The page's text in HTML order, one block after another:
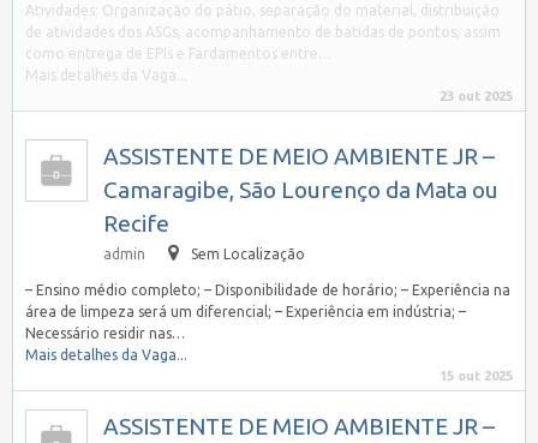
Atividades: Organização do pátio, separação do material, distribuição
de atividades dos ASGs, acompanhamento de batidas de pontos, assim
como entrega de EPIs e Fardamentos entre…
Mais detalhes da Vaga...
23 out 2025
ASSISTENTE DE MEIO AMBIENTE JR –
Camaragibe, São Lourenço da Mata ou
Recife
admin Sem Localização
– Ensino médio completo; – Disponibilidade de horário; – Experiência na
área de limpeza será um diferencial; – Experiência em indústria; –
Necessário residir nas…
Mais detalhes da Vaga...
15 out 2025
ASSISTENTE DE MEIO AMBIENTE JR –